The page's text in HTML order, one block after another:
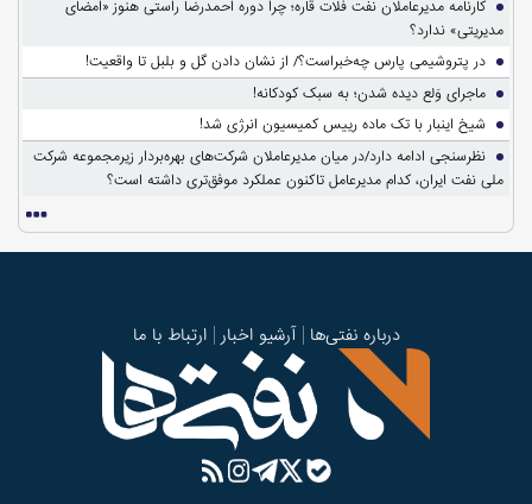
کارنامه مدیرعاملان نفت فلات قاره؛ چرا دوره احمدرضا راستی هنوز «امضای
مدیریتی» ندارد؟
در پتروشیمی پارس چه‌خبراست؟/ از نشان دادن گل و بلبل تا واقعیت!
ماجرای وَلع دیده شدن؛ به سبک کودکانه!
شیخ اینبار با تک ماده رییس کمیسیون انرژی شد!
نظرسنجی ادامه دارد/در میان مدیرعاملان شرکت‌های بهره‌بردار زیرمجموعه شرکت
ملی نفت ایران، کدام مدیرعامل تاکنون عملکرد موفق‌تری داشته است؟
درباره نفتی‌ها آرشیو اخبار ارتباط با ما